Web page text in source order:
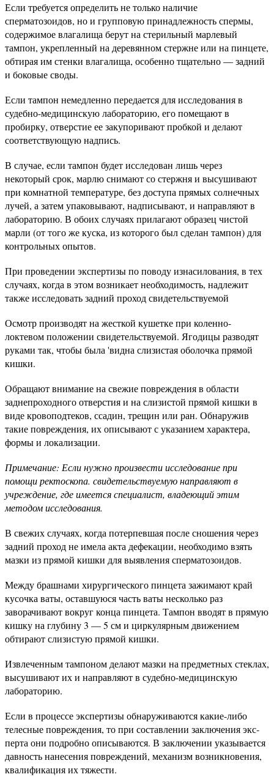
Если требуется определить не только наличие
сперматозоидов, но и групповую принадлежность спермы,
содержимое влагалища берут на стерильный марлевый
тампон, укрепленный на деревянном стержне или на пинцете,
обтирая им стенки влагалища, особенно тщательно — задний
и боковые своды.
Если тампон немедленно передается для исследования в
судебно-медицинскую лабораторию, его помещают в
пробирку, отверстие ее закупоривают пробкой и делают
соответствующую надпись.
В случае, если тампон будет исследован лишь через
некоторый срок, марлю снимают со стержня и высушивают
при комнатной температуре, без доступа прямых солнечных
лучей, а затем упаковывают, надписывают, и направляют в
лабораторию. В обоих случаях прилагают образец чистой
марли (от того же куска, из которого был сделан тампон) для
контрольных опытов.
При проведении экспертизы по поводу изнасилования, в тех
случаях, когда в этом возникает необходимость, надлежит
также исследовать задний проход свидетельствуемой
Осмотр производят на жесткой кушетке при коленно-
локтевом положении свидетельствуемой. Ягодицы разводят
руками так, чтобы была 'видна слизистая оболочка прямой
кишки.
Обращают внимание на свежие повреждения в области
заднепроходного отверстия и на слизистой прямой кишки в
виде кровоподтеков, ссадин, трещин или ран. Обнаружив
такие повреждения, их описывают с указанием характера,
формы и локализации.
Примечание: Если нужно произвести исследование при
помощи ректоскопа. свидетельствуемую направляют в
учреждение, где имеется спе­циалист, владеющий этим
методом исследования.
В свежих случаях, когда потерпевшая после сношения через
задний проход не имела акта дефекации, необходимо взять
мазки из прямой кишки для выявления сперматозоидов.
Между брашнами хирургического пинцета зажимают край
кусочка ваты, оставшуюся часть ваты несколько раз
заворачивают вокруг конца пинцета. Тампон вводят в прямую
кишку на глубину 3 — 5 см и циркулярным движением
обтирают сли­зистую прямой кишки.
Извлеченным тампоном делают мазки на предметных стеклах,
высушивают их и направляют в судебно-медицинскую
лабораторию.
Если в процессе экспертизы обнаруживаются какие-либо
телесные повреждения, то при составлении заключения экс­
перта они подробно описываются. В заключении указывается
давность нанесения повреждений, механизм возникновения,
квалификация их тяжести.